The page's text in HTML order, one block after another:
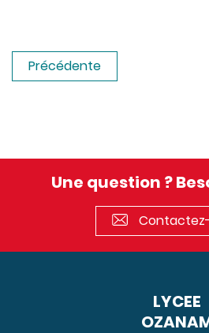
Précédente
Une question ?
LYCEE